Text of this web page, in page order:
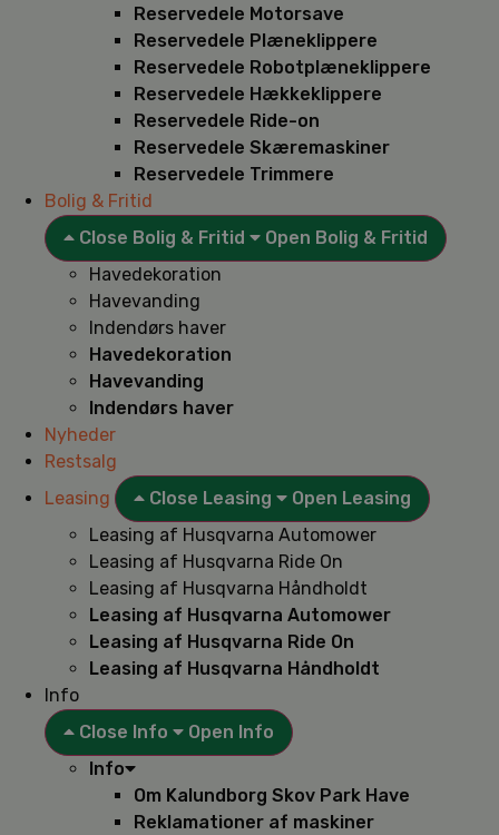
Reservedele Motorsave
Reservedele Plæneklippere
Reservedele Robotplæneklippere
Reservedele Hækkeklippere
Reservedele Ride-on
Reservedele Skæremaskiner
Reservedele Trimmere
Bolig & Fritid
Close Bolig & Fritid
Open Bolig & Fritid
Havedekoration
Havevanding
Indendørs haver
Havedekoration
Havevanding
Indendørs haver
Nyheder
Restsalg
Leasing
Close Leasing
Open Leasing
Leasing af Husqvarna Automower
Leasing af Husqvarna Ride On
Leasing af Husqvarna Håndholdt
Leasing af Husqvarna Automower
Leasing af Husqvarna Ride On
Leasing af Husqvarna Håndholdt
Info
Close Info
Open Info
Info
Om Kalundborg Skov Park Have
Reklamationer af maskiner